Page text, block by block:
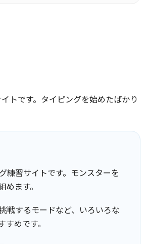
トです。タイピングを始めたばかり
練習サイトです。モンスターを
ます。
戦するモードなど、いろいろな
めです。